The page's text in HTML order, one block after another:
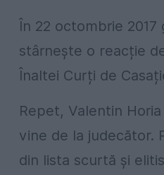
În 22 octombrie
stârnește o reacție
Înaltei Curți de
Repet, Valentin
vine de la judecător.
din lista scurtă și